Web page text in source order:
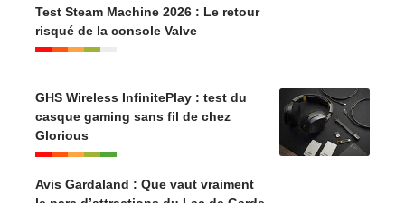
Test Steam Machine 2026 : Le retour
risqué de la console Valve
GHS Wireless InfinitePlay : test du
casque gaming sans fil de chez
Glorious
Avis Gardaland : Que vaut vraiment